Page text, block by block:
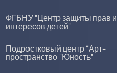
ФГБНУ "Центр защиты прав и
интересов детей"
Подростковый центр "Арт-
пространство "Юность"